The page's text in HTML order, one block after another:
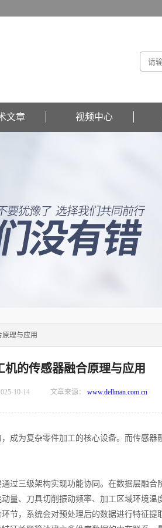
文章 视频中心
理与应用
机的传感器融合原理与应用
10-14 文章来源： www.dellman.com.cn
为复杂零件加工的核心设备。而传感器
三级架构实现功能协同。在数据层融合
量、刀具切削振动频率、加工区域环境温
节，系统会对预处理后的数据进行特征提